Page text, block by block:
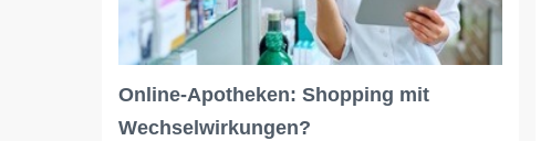
Online-Apotheken: Shopping mit
Wechselwirkungen?